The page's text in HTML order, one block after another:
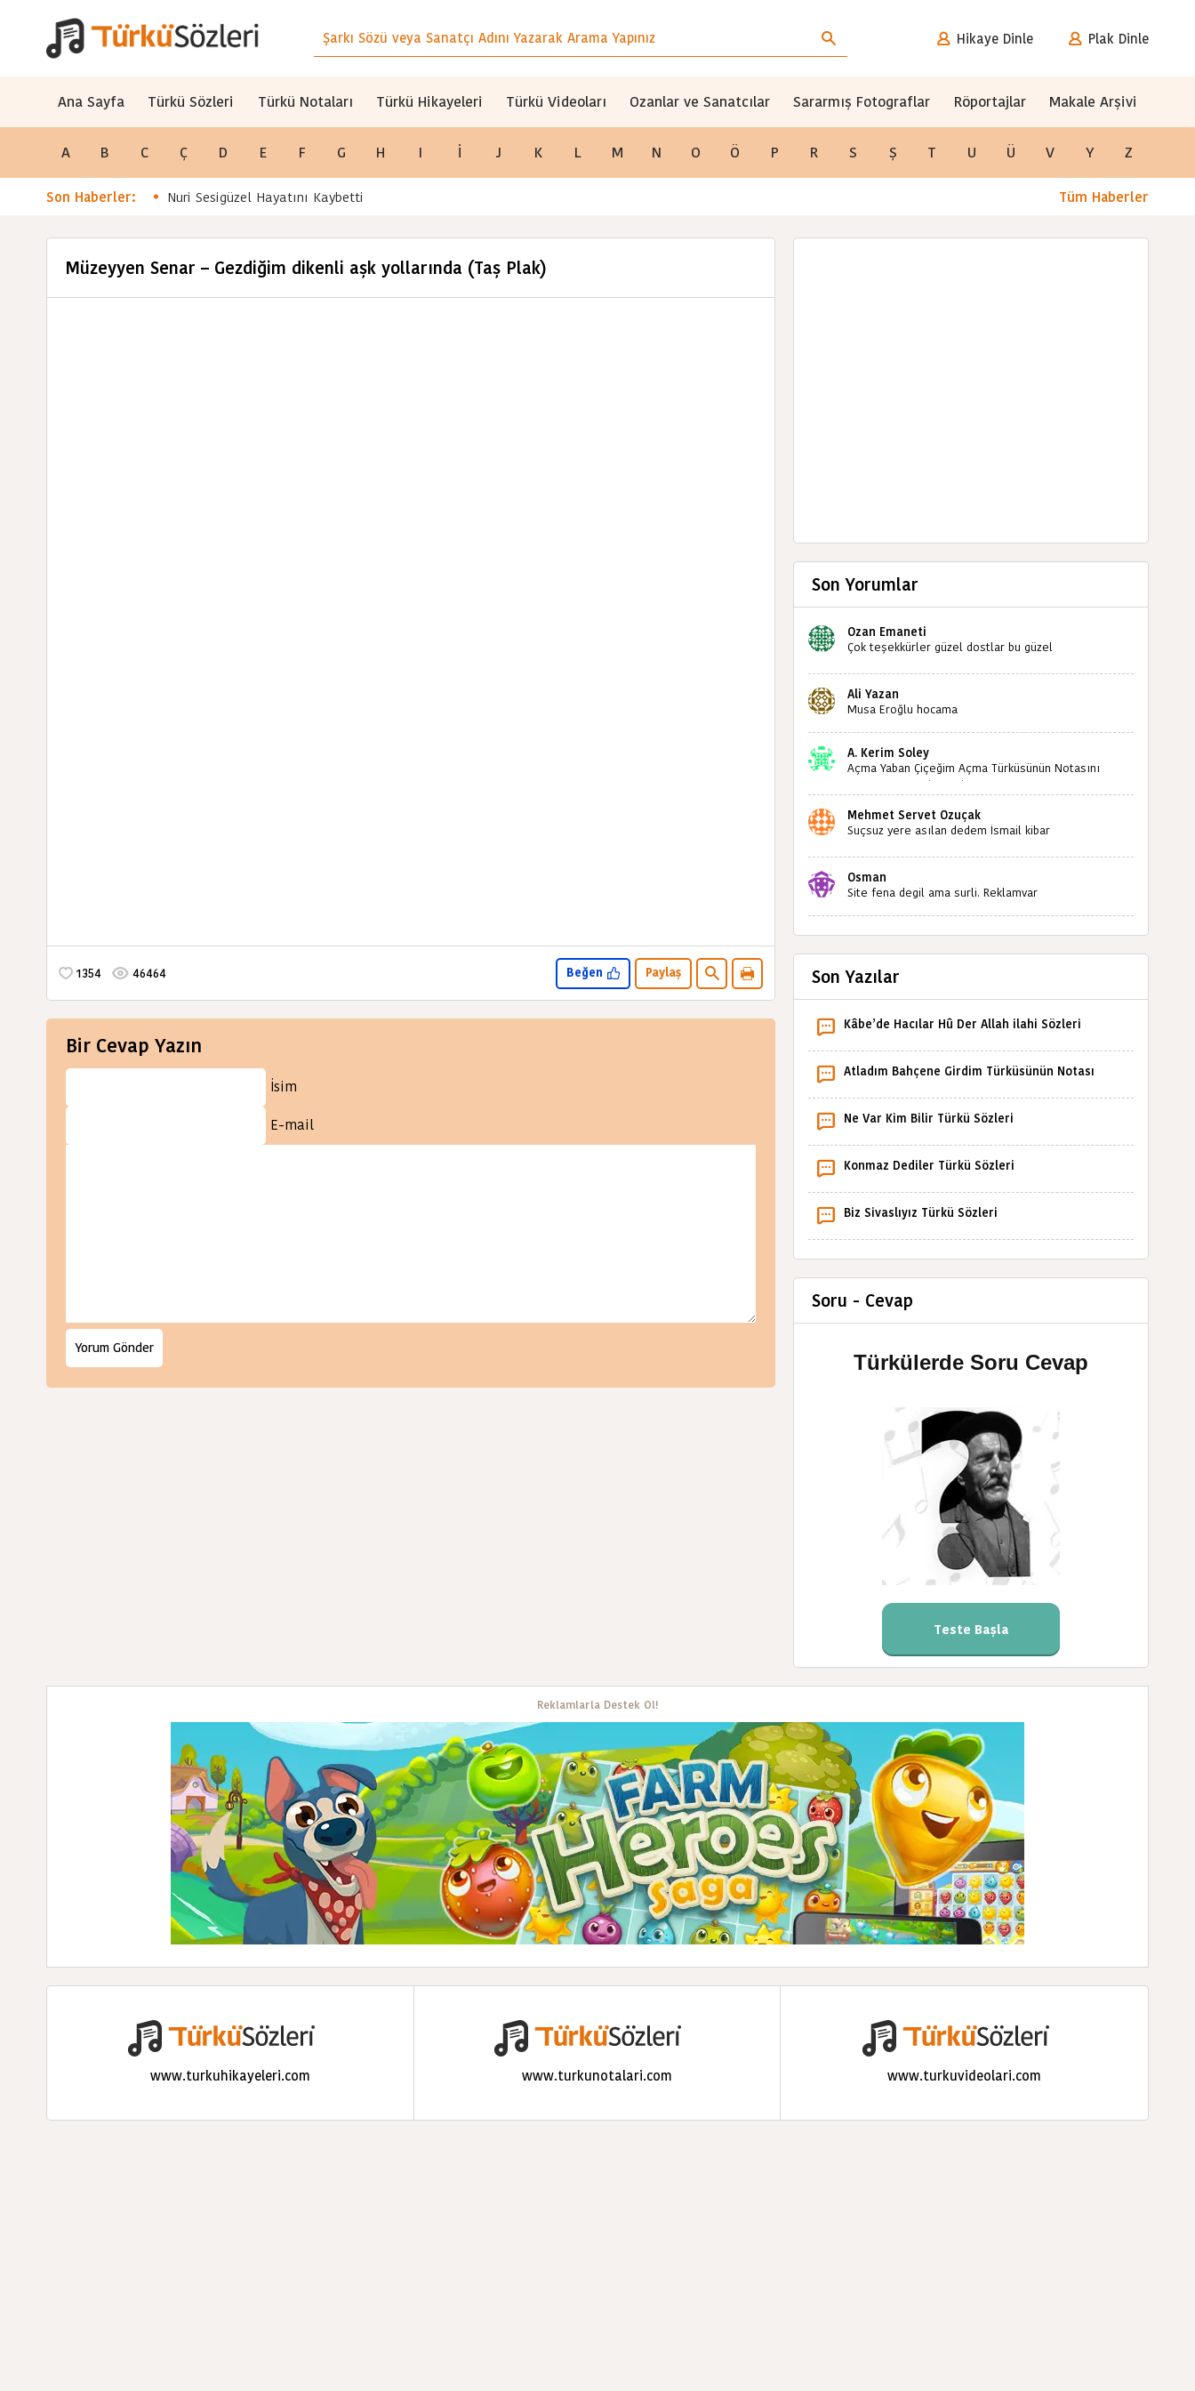
Hikaye Dinle Plak Dinle
Ana Sayfa Türkü Sözleri Türkü Notaları Türkü Hikayeleri Türkü Videoları Ozanlar ve Sanatcılar Sararmış Fotograflar Röportajlar Makale Arşivi
A B C Ç D E F G H I İ J K L M N O Ö P R S Ş T U Ü V Y Z
Son Haberler: Nuri Sesigüzel Hayatını Kaybetti Tüm Haberler
Müzeyyen Senar – Gezdiğim dikenli aşk yollarında (Taş Plak)
1354 46464 Beğen Paylaş
Bir Cevap Yazın
İsim
E-mail
Son Yorumlar
Ozan Emaneti
Çok teşekkürler güzel dostlar bu güzel
sizlerin sayesinde türkülerimiz ölmeyecektir tekrar
teşekkürler saygılarımla
Ali Yazan
Musa Eroğlu hocama
A. Kerim Soley
Açma Yaban Çiçeğim Açma Türküsünün Notasını
Bulabilir miyiz ?İlginiz İçin Şimdiden Teşekkürler.
Mehmet Servet Özuçak
Suçsuz yere asılan dedem İsmail kibar
Osman
Site fena degil ama surli. Reklamvar
Son Yazılar
Kâbe’de Hacılar Hû Der Allah ilahi Sözleri
Atladım Bahçene Girdim Türküsünün Notası
Ne Var Kim Bilir Türkü Sözleri
Konmaz Dediler Türkü Sözleri
Biz Sivaslıyız Türkü Sözleri
Soru - Cevap
Türkülerde Soru Cevap
Teste Başla
Reklamlarla Destek Ol!
www.turkuhikayeleri.com www.turkunotalari.com www.turkuvideolari.com